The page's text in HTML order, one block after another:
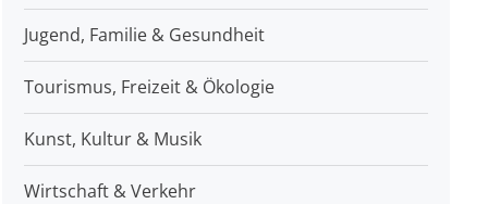
Jugend, Familie & Gesundheit
Tourismus, Freizeit & Ökologie
Kunst, Kultur & Musik
Wirtschaft & Verkehr